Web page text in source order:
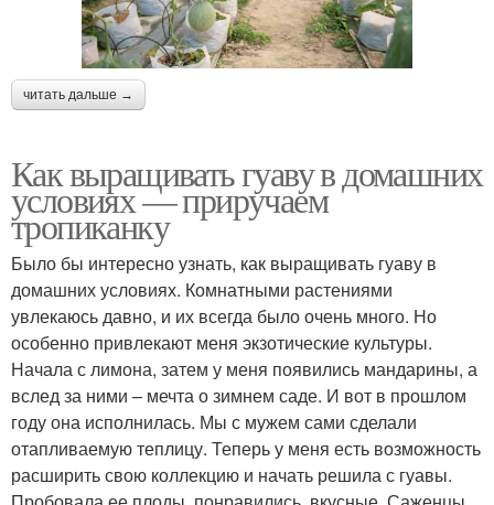
читать дальше →
Как выращивать гуаву в домашних
условиях — приручаем
тропиканку
Было бы интересно узнать, как выращивать гуаву в
домашних условиях. Комнатными растениями
увлекаюсь давно, и их всегда было очень много. Но
особенно привлекают меня экзотические культуры.
Начала с лимона, затем у меня появились мандарины, а
вслед за ними – мечта о зимнем саде. И вот в прошлом
году она исполнилась. Мы с мужем сами сделали
отапливаемую теплицу. Теперь у меня есть возможность
расширить свою коллекцию и начать решила с гуавы.